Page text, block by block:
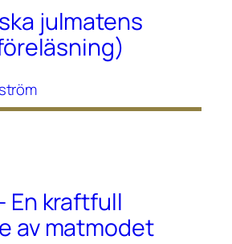
julmatens
En kraftfull
av matmodet